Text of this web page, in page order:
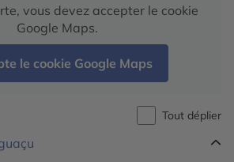
vous devez accepter le cookie
Google Maps.
le cookie Google Maps
Tout déplier